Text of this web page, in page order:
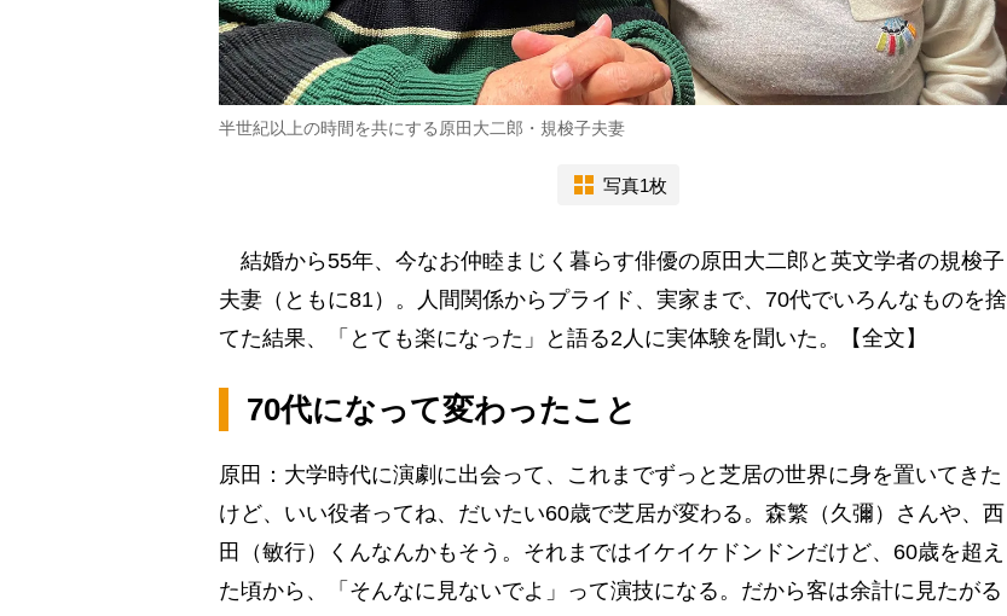
半世紀以上の時間を共にする原田大二郎・規梭子夫妻
写真1枚
結婚から55年、今なお仲睦まじく暮らす俳優の原田大二郎と英文学者の規梭子
夫妻（ともに81）。人間関係からプライド、実家まで、70代でいろんなものを捨
てた結果、「とても楽になった」と語る2人に実体験を聞いた。【全文】
70代になって変わったこと
原田：大学時代に演劇に出会って、これまでずっと芝居の世界に身を置いてきた
けど、いい役者ってね、だいたい60歳で芝居が変わる。森繁（久彌）さんや、西
田（敏行）くんなんかもそう。それまではイケイケドンドンだけど、60歳を超え
た頃から、「そんなに見ないでよ」って演技になる。だから客は余計に見たがる